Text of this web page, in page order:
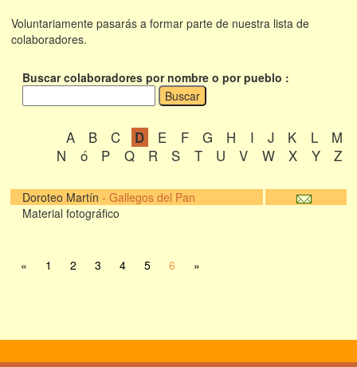
Voluntariamente pasarás a formar parte de nuestra lista de
colaboradores.
Buscar colaboradores por nombre o por pueblo :
A B C D E F G H I J K L
M
N
ó P Q R S T U V W X Y Z
Doroteo Martín - Gallegos del Pan
Material fotográfico
« 1 2 3 4 5 6 »